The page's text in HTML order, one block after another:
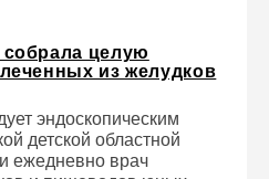
собрала целую
из желудков
эндоскопическим
детской областной
ежедневно врач